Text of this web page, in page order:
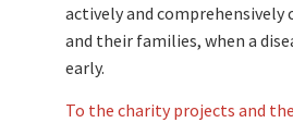
actively and comprehensively
and their families, when a
early.
To the charity projects and